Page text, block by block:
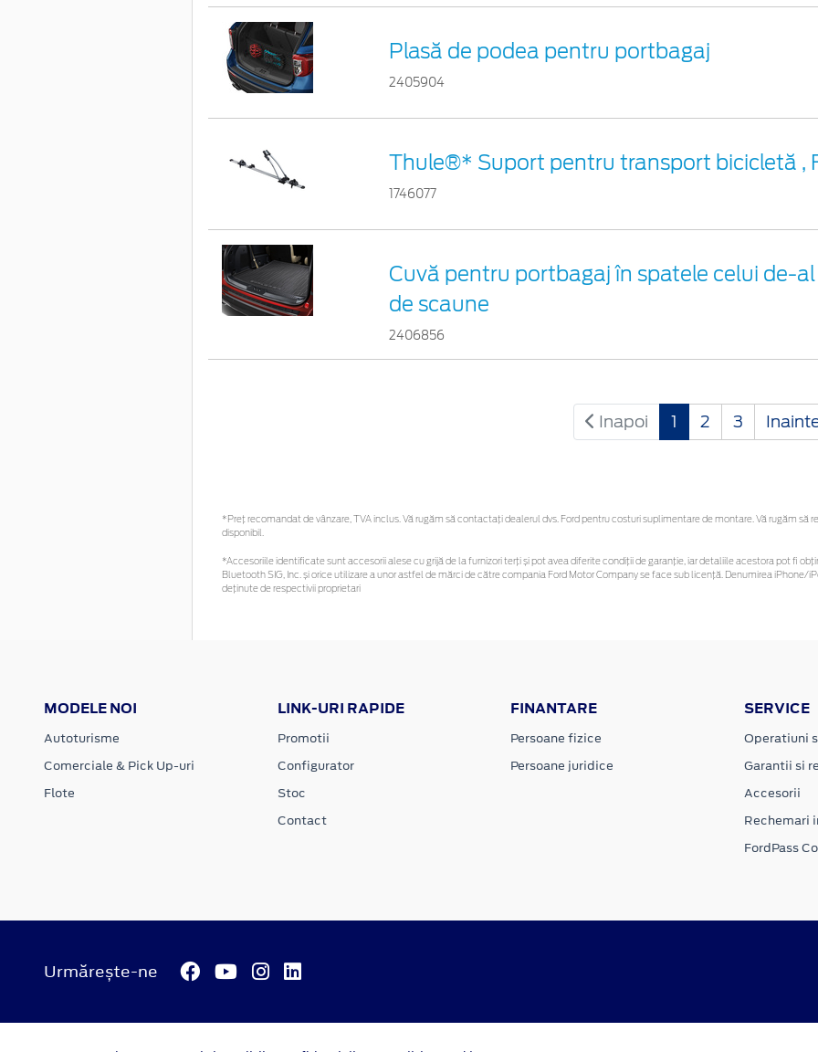
Plasă de podea pentru portbagaj
2405904
Thule®* Suport pentru transport bicicletă ,
1746077
Cuvă pentru portbagaj în spatele celui de-
de scaune
2406856
Inapoi 1 2 3
*Preţ recomandat de vânzare, TVA inclus. Vă rugăm să contactaţi dealerul dvs. Ford pentru costuri suplimentare de montare. Vă rugăm
disponibil.
*Accesoriile identificate sunt accesorii alese cu grijă de la furnizori terți și pot avea diferite condiții de garanție, iar detaliile acestora pot fi
Bluetooth SIG, Inc. și orice utilizare a unor astfel de mărci de către compania Ford Motor Company se face sub licență. Denumirea
deținute de respectivii proprietari
MODELE NOI
Autoturisme
Comerciale & Pick Up-uri
Flote
LINK-URI RAPIDE
Promotii
Configurator
Stoc
Contact
FINANTARE
Persoane fizice
Persoane juridice
SERVICE
Operatiuni
Garantii si
Accesorii
Rechemari
FordPass
Urmărește-ne